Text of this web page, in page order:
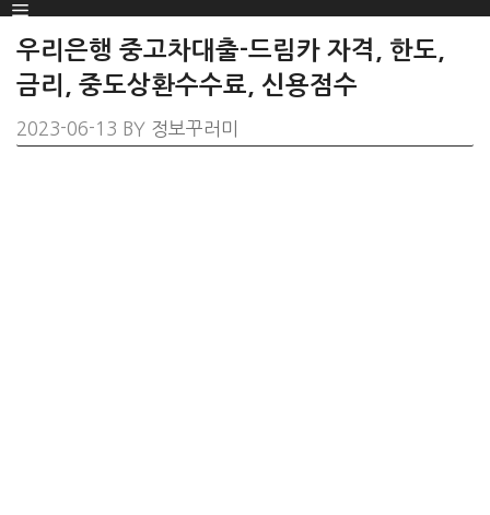
SKIP
TO
CONTENT
Menu
우리은행 중고차대출-드림카 자격, 한도,
금리, 중도상환수수료, 신용점수
2023-06-13 BY 정보꾸러미